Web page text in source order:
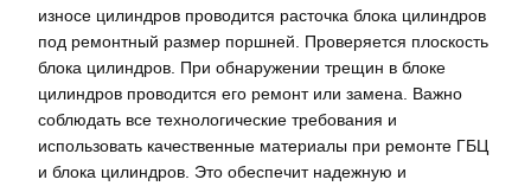
износе цилиндров проводится расточка блока цилиндров
под ремонтный размер поршней. Проверяется плоскость
блока цилиндров. При обнаружении трещин в блоке
цилиндров проводится его ремонт или замена. Важно
соблюдать все технологические требования и
использовать качественные материалы при ремонте ГБЦ
и блока цилиндров. Это обеспечит надежную и